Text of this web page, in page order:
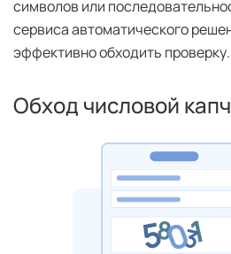
символов или
сервиса автоматического
эффективно обходить проверку.
Обход числовой